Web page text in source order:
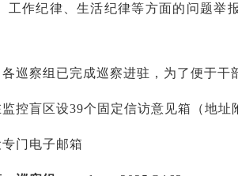
工作纪律、生活纪律等方面的问题举
各巡察组已完成巡察进驻，为了便于
控盲区设39个固定信访意见箱（地址
专门电子邮箱